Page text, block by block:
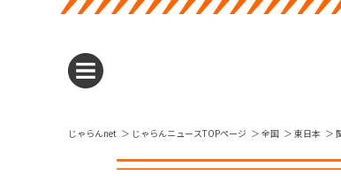
じゃらんnet じゃらんニュースTOPページ 全国 東日本